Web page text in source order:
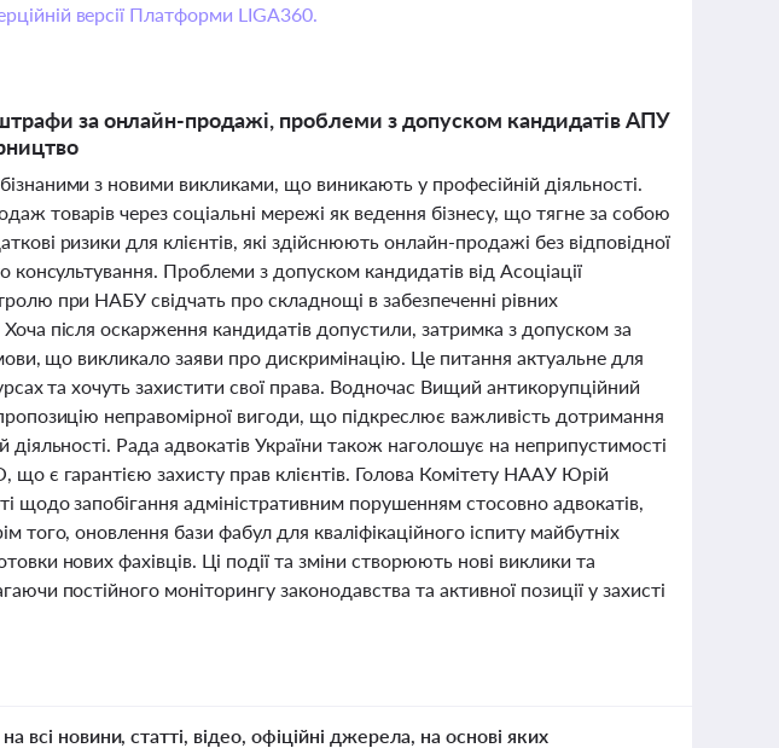
версії Платформи LIGA360.
за онлайн-продажі, проблеми з допуском кандидатів АПУ
з новими викликами, що виникають у професійній діяльності.
товарів через соціальні мережі як ведення бізнесу, що тягне за собою
ризики для клієнтів, які здійснюють онлайн-продажі без відповідної
консультування. Проблеми з допуском кандидатів від Асоціації
при НАБУ свідчать про складнощі в забезпеченні рівних
після оскарження кандидатів допустили, затримка з допуском за
що викликало заяви про дискримінацію. Це питання актуальне для
та хочуть захистити свої права. Водночас Вищий антикорупційний
неправомірної вигоди, що підкреслює важливість дотримання
діяльності. Рада адвокатів України також наголошує на неприпустимості
є гарантією захисту прав клієнтів. Голова Комітету НААУ Юрій
щодо запобігання адміністративним порушенням стосовно адвокатів,
того, оновлення бази фабул для кваліфікаційного іспиту майбутніх
нових фахівців. Ці події та зміни створюють нові виклики та
постійного моніторингу законодавства та активної позиції у захисті
всі новини, статті, відео, офіційні джерела, на основі яких